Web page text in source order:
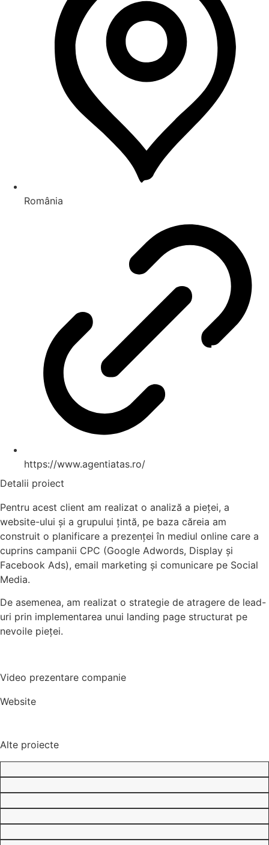
România
https://www.agentiatas.ro/
Detalii proiect
Pentru acest client am realizat o analiză a pieței, a
website-ului și a grupului țintă, pe baza căreia am
construit o planificare a prezenței în mediul online care a
cuprins campanii CPC (Google Adwords, Display și
Facebook Ads), email marketing și comunicare pe Social
Media.
De asemenea, am realizat o strategie de atragere de lead-
uri prin implementarea unui landing page structurat pe
nevoile pieței.
Video prezentare companie
Website
Alte proiecte